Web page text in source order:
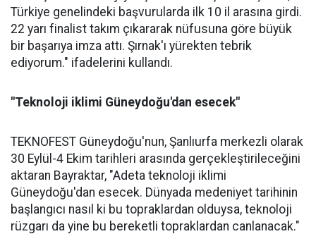
Türkiye genelindeki başvurularda ilk 10 il arasına girdi.
22 yarı finalist takım çıkararak nüfusuna göre büyük
bir başarıya imza attı. Şırnak'ı yürekten tebrik
ediyorum." ifadelerini kullandı.
"Teknoloji iklimi Güneydoğu'dan esecek"
TEKNOFEST Güneydoğu'nun, Şanlıurfa merkezli olarak
30 Eylül-4 Ekim tarihleri arasında gerçekleştirileceğini
aktaran Bayraktar, "Adeta teknoloji iklimi
Güneydoğu'dan esecek. Dünyada medeniyet tarihinin
başlangıcı nasıl ki bu topraklardan olduysa, teknoloji
rüzgarı da yine bu bereketli topraklardan canlanacak."